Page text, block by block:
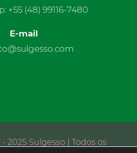
+55 (48) 99116-7480
E-mail
2025 Sulgesso | Todos os